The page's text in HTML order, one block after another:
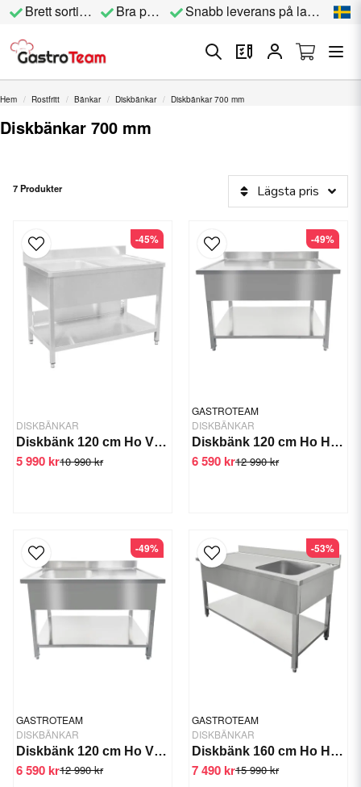
Brett sortiment Bra priser Snabb leverans på lagervara
Hem Rostfritt Bänkar Diskbänkar Diskbänkar 700 mm
Diskbänkar 700 mm
7 Produkter Lägsta pris
DISKBÄNKAR
Diskbänk 120 cm Ho Vänster
10 990 kr
5 990 kr
-45%
GASTROTEAM
DISKBÄNKAR
Diskbänk 120 cm Ho Höger Underhylla
12 990 kr
6 590 kr
-49%
GASTROTEAM
DISKBÄNKAR
Diskbänk 120 cm Ho Vänster, Underhylla
12 990 kr
6 590 kr
-49%
GASTROTEAM
DISKBÄNKAR
Diskbänk 160 cm Ho Höger Underhylla
15 990 kr
7 490 kr
-53%